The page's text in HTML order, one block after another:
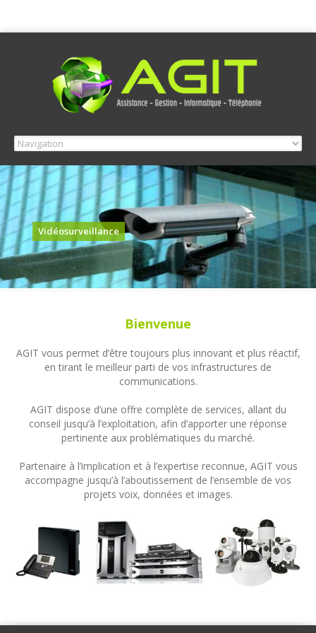
Vidéosurveillance
Bienvenue
AGIT vous permet d’être toujours plus innovant et plus réactif,
en tirant le meilleur parti de vos infrastructures de
communications.
AGIT dispose d’une offre complète de services, allant du
conseil jusqu’à l’exploitation, afin d’apporter une réponse
pertinente aux problématiques du marché.
Partenaire à l’implication et à l’expertise reconnue, AGIT vous
accompagne jusqu’à l’aboutissement de l’ensemble de vos
projets voix, données et images.